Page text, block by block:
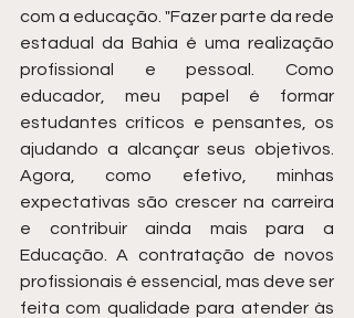
com a educação. "Fazer parte da rede
estadual da Bahia é uma realização
profissional e pessoal. Como
educador, meu papel é formar
estudantes críticos e pensantes, os
ajudando a alcançar seus objetivos.
Agora, como efetivo, minhas
expectativas são crescer na carreira
e contribuir ainda mais para a
Educação. A contratação de novos
profissionais é essencial, mas deve ser
feita com qualidade para atender às